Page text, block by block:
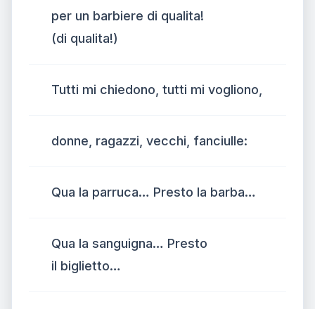
per un barbiere di qualita!
(di qualita!)
Tutti mi chiedono, tutti mi vogliono,
donne, ragazzi, vecchi, fanciulle:
Qua la parruca… Presto la barba…
Qua la sanguigna… Presto
il biglietto…